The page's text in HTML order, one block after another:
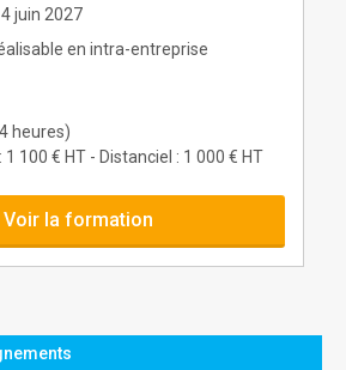
juin 2027
en intra-entreprise
heures)
1 100 € HT - Distanciel : 1 000 € HT
Voir la formation